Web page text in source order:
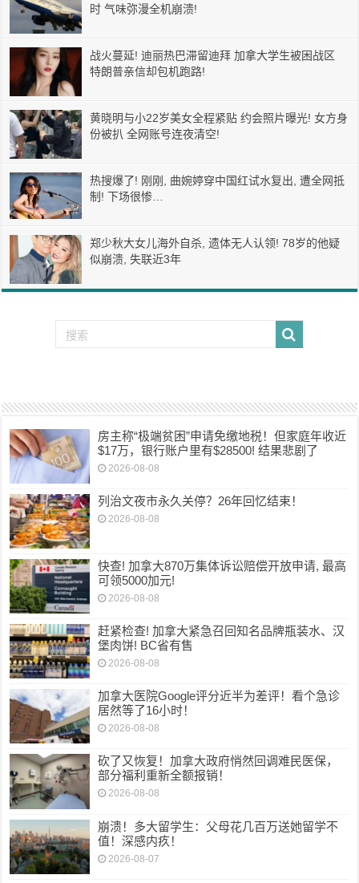
时 气味弥漫全机崩溃!
战火蔓延! 迪丽热巴滞留迪拜 加拿大学生被困战区
特朗普亲信却包机跑路!
黄晓明与小22岁美女全程紧贴 约会照片曝光! 女方身
份被扒 全网账号连夜清空!
热搜爆了! 刚刚, 曲婉婷穿中国红试水复出, 遭全网抵
制! 下场很惨…
郑少秋大女儿海外自杀, 遗体无人认领! 78岁的他疑
似崩溃, 失联近3年
房主称“极端贫困”申请免缴地税！但家庭年收近
$17万，银行账户里有$28500! 结果悲剧了
2026-08-08
列治文夜市永久关停？26年回忆结束！
2026-08-08
快查! 加拿大870万集体诉讼赔偿开放申请, 最高
可领5000加元!
2026-08-08
赶紧检查! 加拿大紧急召回知名品牌瓶装水、汉
堡肉饼! BC省有售
2026-08-08
加拿大医院Google评分近半为差评！看个急诊
居然等了16小时！
2026-08-08
砍了又恢复！加拿大政府悄然回调难民医保，
部分福利重新全额报销！
2026-08-08
崩溃！多大留学生：父母花几百万送她留学不
值！深感内疚！
2026-08-07